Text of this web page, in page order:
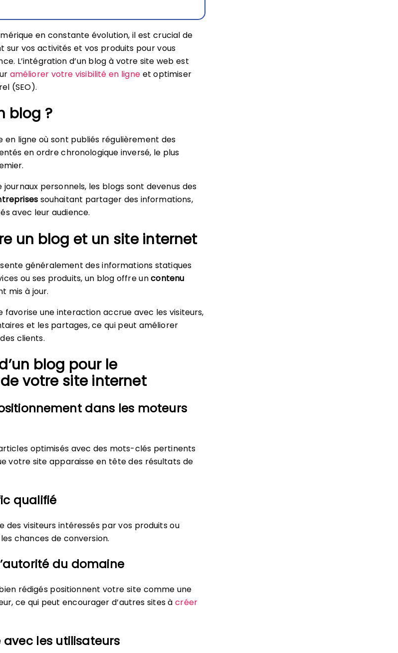
en constante évolution, il est crucial de
sur vos activités et vos produits pour vous
L’intégration d’un blog à votre site web est
améliorer votre visibilité en ligneet optimiser
(SEO).
blog ?
ligne où sont publiés régulièrement des
en ordre chronologique inversé, le plus
personnels, les blogs sont devenus des
souhaitant partager des informations,
avec leur audience.
un blog et un site internet
généralement des informations statiques
ou ses produits, un blog offre uncontenu
mis à jour.
une interaction accrue avec les visiteurs,
et les partages, ce qui peut améliorer
clients.
blog pour le
votre site internet
dans les moteurs
optimisés avec des mots-clés pertinents
votre site apparaisse en tête des résultats de
qualifié
des visiteurs intéressés par vos produits ou
chances de conversion.
du domaine
rédigés positionnent votre site comme une
ce qui peut encourager d’autres sites àcréer
les utilisateurs